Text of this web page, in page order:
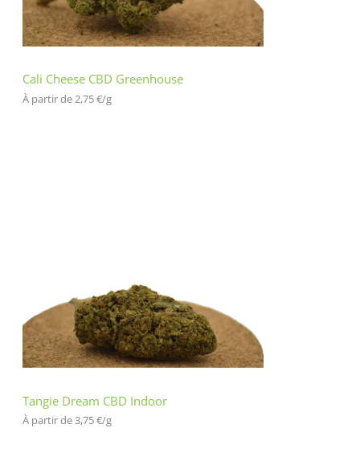
Cali Cheese CBD Greenhouse
À partir de 2,75€/g
Tangie Dream CBD Indoor
À partir de 3,75€/g